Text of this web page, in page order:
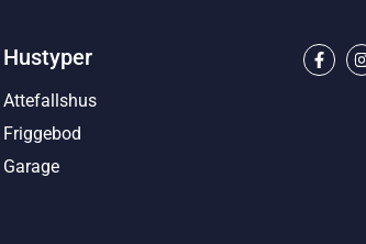
Hustyper
Attefallshus
Friggebod
Garage